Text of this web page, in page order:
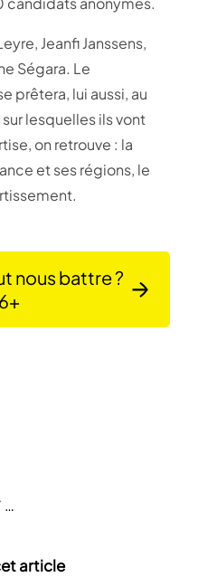
article
Jeanfi Janssens,
Ségara. Le
prêtera, lui aussi, au
lesquelles ils vont
on retrouve : la
et ses régions, le
nous battre ?